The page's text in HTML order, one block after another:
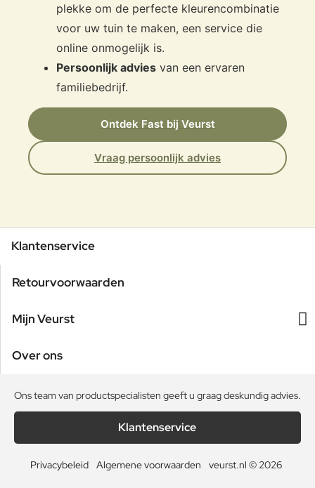
plekke om de perfecte kleurencombinatie
voor uw tuin te maken, een service die
online onmogelijk is.
Persoonlijk advies van een ervaren
familiebedrijf.
Ontdek Fast bij Veurst
Vraag persoonlijk advies
Klantenservice
Retourvoorwaarden
Mijn Veurst
Over ons
Ons team van productspecialisten geeft u graag deskundig advies.
Klantenservice
Privacybeleid Algemene voorwaarden veurst.nl © 2026